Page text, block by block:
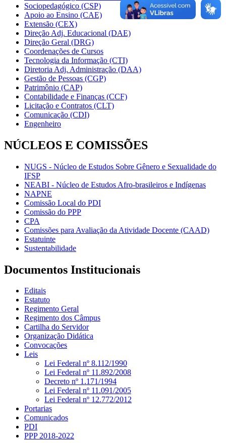
Sociopedagógico (CSP)
Apoio ao Ensino (CAE)
Extensão (CEX)
Direção Adj. Educacional (DAE)
Direção Geral (DRG)
Coordenações de Cursos
Tecnologia da Informação (CTI)
Diretoria Adj. Administração (DAA)
Gestão de Pessoas (CGP)
Patrimônio (CAP)
Contabilidade e Finanças (CCF)
Licitação e Contratos (CLT)
Comunicação (CDI)
Engenheiro
NÚCLEOS E COMISSÕES
NUGS - Núcleo de Estudos Sobre Gênero e Sexualidade do
IFSP
NEABI - Núcleo de Estudos Afro-brasileiros e Indígenas
NAPNE
Comissão Local do PDI
Comissão do PPP
CPA
Comissões para Avaliação da Atividade Docente (CAAD)
Estatuinte
Sustentabilidade
Documentos Institucionais
Editais
Estatuto
Regimento Geral
Regimento dos Câmpus
Cartilha do Servidor
Organização Didática
Convocações
Leis
Lei Federal nº 8.112/1990
Lei Federal nº 11.892/2008
Decreto nº 1.171/1994
Lei Federal nº 11.091/2005
Lei Federal nº 12.772/2012
Portarias
Comunicados
PDI
PPP 2018-2022